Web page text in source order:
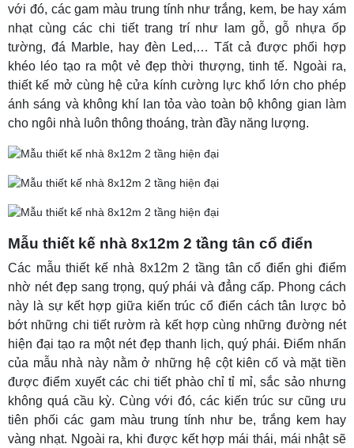
với đó, các gam màu trung tính như trắng, kem, be hay xám
nhạt cùng các chi tiết trang trí như lam gỗ, gỗ nhựa ốp
tường, đá Marble, hay đèn Led,… Tất cả được phối hợp
khéo léo tạo ra một vẻ đẹp thời thượng, tinh tế. Ngoài ra,
thiết kế mở cùng hệ cửa kính cường lực khổ lớn cho phép
ánh sáng và không khí lan tỏa vào toàn bộ không gian làm
cho ngôi nhà luôn thông thoáng, tràn đầy năng lượng.
Mẫu thiết kế nhà 8x12m 2 tầng tân cổ điển
Các mẫu thiết kế nhà 8x12m 2 tầng tân cổ điển ghi điểm
nhờ nét đẹp sang trọng, quý phái và đẳng cấp. Phong cách
này là sự kết hợp giữa kiến trúc cổ điển cách tân lược bỏ
bớt những chi tiết rườm rà kết hợp cùng những đường nét
hiện đại tạo ra một nét đẹp thanh lịch, quý phái. Điểm nhấn
của mẫu nhà này nằm ở những hệ cột kiên cố và mặt tiền
được điểm xuyết các chi tiết phào chỉ tỉ mỉ, sắc sảo nhưng
không quá cầu kỳ. Cùng với đó, các kiến trúc sư cũng ưu
tiên phối các gam màu trung tính như be, trắng kem hay
vàng nhạt. Ngoài ra, khi được kết hợp mái thái, mái nhật sẽ